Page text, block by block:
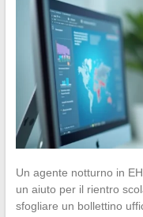
Un agente notturno in
un aiuto per il rientro
sfogliare un bollettino